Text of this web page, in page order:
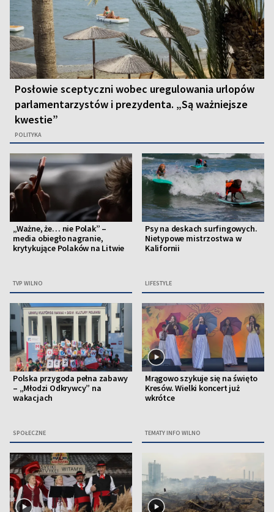
Posłowie sceptyczni wobec uregulowania urlopów
parlamentarzystów i prezydenta. „Są ważniejsze
kwestie”
POLITYKA
„Ważne, że… nie Polak” –
media obiegło nagranie,
krytykujące Polaków na Litwie
TVP WILNO
Psy na deskach surfingowych.
Nietypowe mistrzostwa w
Kalifornii
LIFESTYLE
Polska przygoda pełna zabawy
– „Młodzi Odkrywcy” na
wakacjach
SPOŁECZNE
Mrągowo szykuje się na święto
Kresów. Wielki koncert już
wkrótce
TEMATY INFO WILNO